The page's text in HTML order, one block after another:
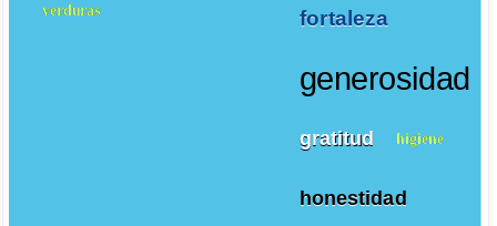
fortaleza
generosidad
gratitud higiene
honestidad
verduras